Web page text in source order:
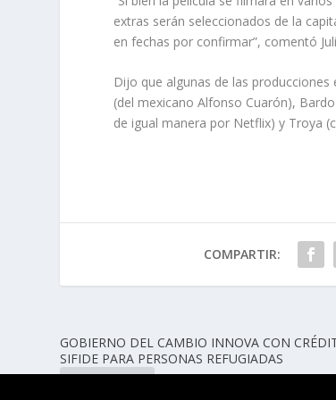
extras serán seleccionados de la
en fechas por confirmar”, comentó
Dijo que algunas de las
(del mexicano Alfonso Cuarón),
de igual manera por Netflix) y Troya
COMPARTIR:
GOBIERNO DEL CAMBIO INNOVA CON
SIFIDE PARA PERSONAS REFUGIADAS